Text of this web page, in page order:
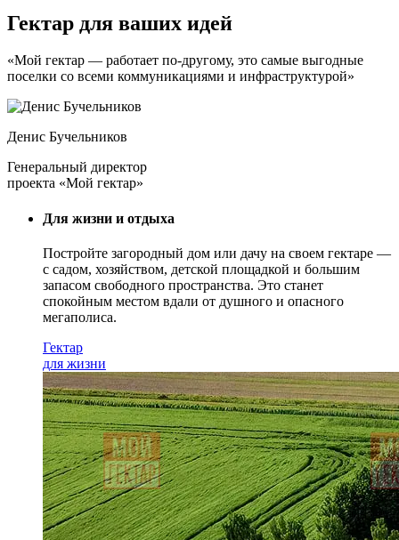
Гектар для ваших идей
«Мой гектар — работает по-другому, это самые выгодные
поселки со всеми коммуникациями и инфраструктурой»
Денис Бучельников
Генеральный директор
проекта «Мой гектар»
Для жизни и отдыха
Постройте загородный дом или дачу на своем гектаре —
с садом, хозяйством, детской площадкой и большим
запасом свободного пространства. Это станет
спокойным местом вдали от душного и опасного
мегаполиса.
Гектар
для жизни